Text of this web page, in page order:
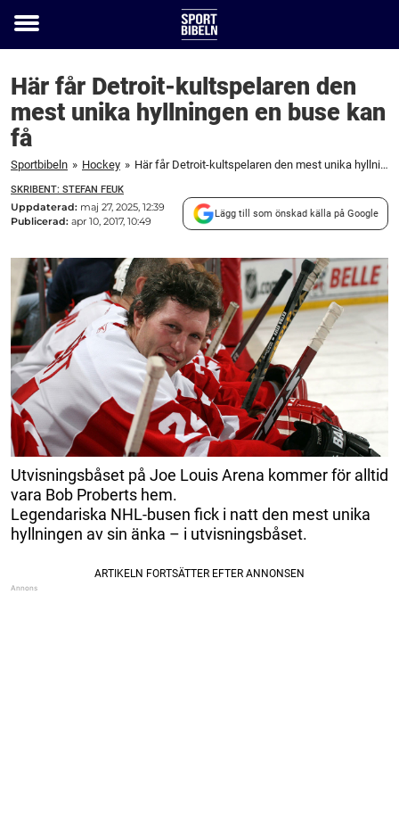
Toggle
Här får Detroit-kultspelaren den
mest unika hyllningen en buse kan
få
Sportbibeln » Hockey » Här får Detroit-kultspelaren den mest unika hyllningen en buse kan få
SKRIBENT: STEFAN FEUK
Uppdaterad: maj 27, 2025, 12:39
Publicerad: apr 10, 2017, 10:49
Lägg till som önskad källa på Google
Utvisningsbåset på Joe Louis Arena kommer för alltid
vara Bob Proberts hem.
Legendariska NHL-busen fick i natt den mest unika
hyllningen av sin änka – i utvisningsbåset.